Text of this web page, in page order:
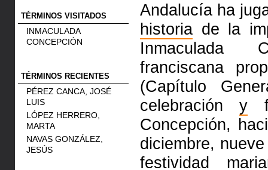
TÉRMINOS VISITADOS
INMACULADA
CONCEPCIÓN
TÉRMINOS RECIENTES
PÉREZ CANCA, JOSÉ
LUIS
LÓPEZ HERRERO,
MARTA
NAVAS GONZÁLEZ,
JESÚS
Andalucía ha
historia de la
Inmaculada
franciscana
(Capítulo
celebracióny
Concepción,
diciembre,
festividad